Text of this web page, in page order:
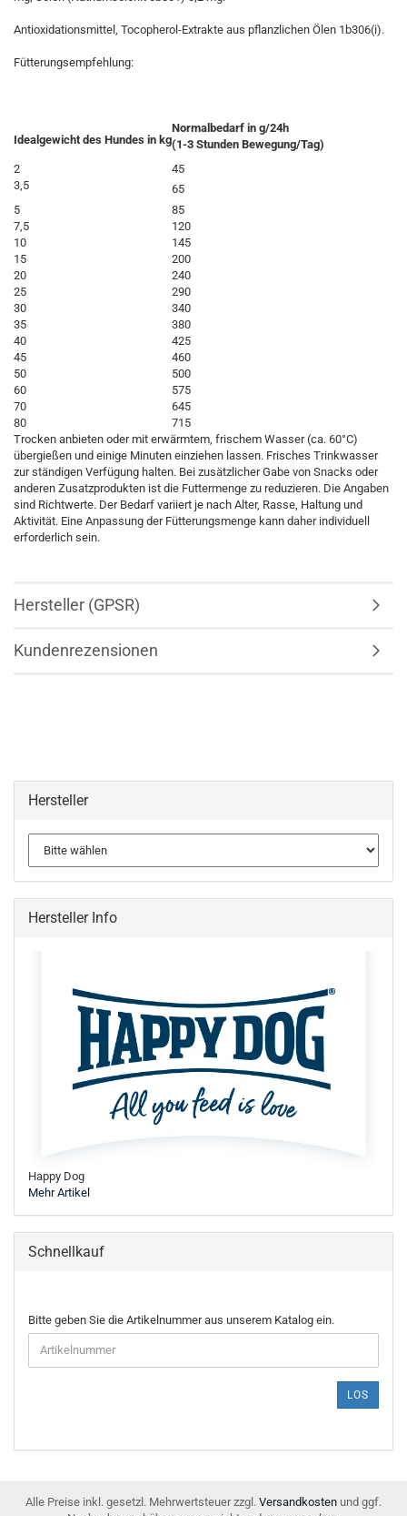
Antioxidationsmittel, Tocopherol-Extrakte aus pflanzlichen Ölen 1b306(i).
Fütterungsempfehlung:
Idealgewicht des Hundes in kg
Normalbedarf in g/24h
(1-3 Stunden Bewegung/Tag)
2
45
3,5
65
5
85
7,5
120
10
145
15
200
20
240
25
290
30
340
35
380
40
425
45
460
50
500
60
575
70
645
80
715
Trocken anbieten oder mit erwärmtem, frischem Wasser (ca. 60°C)
übergießen und einige Minuten einziehen lassen. Frisches Trinkwasser
zur ständigen Verfügung halten. Bei zusätzlicher Gabe von Snacks oder
anderen Zusatzprodukten ist die Futtermenge zu reduzieren. Die Angaben
sind Richtwerte. Der Bedarf variiert je nach Alter, Rasse, Haltung und
Aktivität. Eine Anpassung der Fütterungsmenge kann daher individuell
erforderlich sein.
Hersteller (GPSR)
Kundenrezensionen
Hersteller
Hersteller Info
Happy Dog
Mehr Artikel
Schnellkauf
BITTE
GEBEN
SIE
DIE
EIN.
Bitte geben Sie die Artikelnummer aus unserem Katalog ein.
LOS
Alle Preise inkl. gesetzl. Mehrwertsteuer zzgl. Versandkosten und ggf.